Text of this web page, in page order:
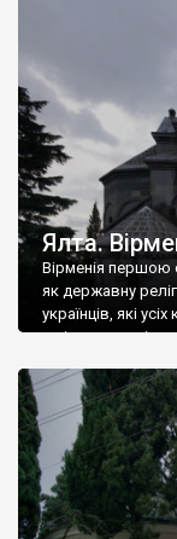
Херсонесі
А потім було
Ялта.
Вірменія першою
як державну
українців, які
є відданими